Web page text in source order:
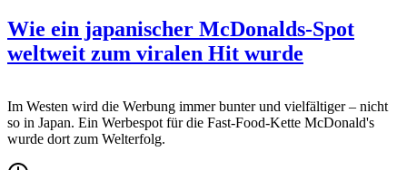
Wie ein japanischer McDonalds-Spot
weltweit zum viralen Hit wurde
Im Westen wird die Werbung immer bunter und vielfältiger – nicht
so in Japan. Ein Werbespot für die Fast-Food-Kette McDonald's
wurde dort zum Welterfolg.